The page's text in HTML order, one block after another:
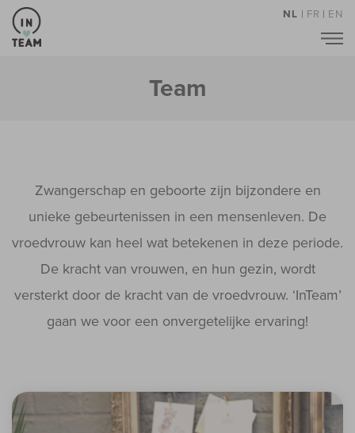
NL | FR | EN
Team
Zwangerschap en geboorte zijn bijzondere en
unieke gebeurtenissen in een mensenleven. De
vroedvrouw kan heel wat betekenen in deze periode.
De kracht van vrouwen, en hun gezin, wordt
versterkt door de kracht van de vroedvrouw. ‘InTeam’
gaan we voor een onvergetelijke ervaring!